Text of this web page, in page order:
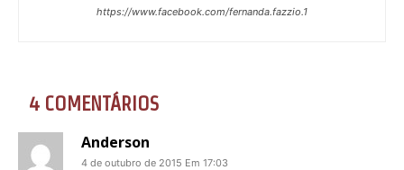
https://www.facebook.com/fernanda.fazzio.1
4 COMENTÁRIOS
Anderson
4 de outubro de 2015 Em 17:03